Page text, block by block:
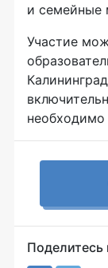
и семейные
Участие
необходимо
Поделитесь